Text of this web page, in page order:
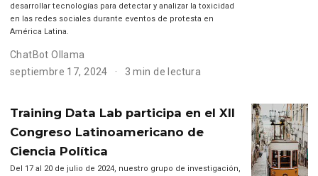
desarrollar tecnologías para detectar y analizar la toxicidad
en las redes sociales durante eventos de protesta en
América Latina.
ChatBot Ollama
septiembre 17, 2024
3 min de lectura
Training Data Lab participa en el XII
Congreso Latinoamericano de
Ciencia Política
Del 17 al 20 de julio de 2024, nuestro grupo de investigación,